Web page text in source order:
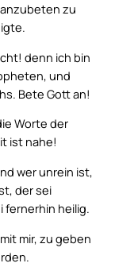
zu
denn ich bin
und
Bete Gott an!
Worte der
ist nahe!
wer unrein ist,
der sei
fernerhin heilig.
mir, zu geben